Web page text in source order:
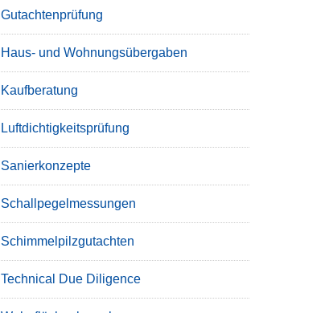
Gutachtenprüfung
Haus- und Wohnungsübergaben
Kaufberatung
Luftdichtigkeitsprüfung
Sanierkonzepte
Schallpegelmessungen
Schimmelpilzgutachten
Technical Due Diligence